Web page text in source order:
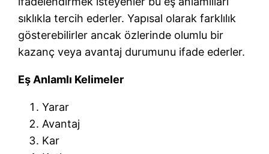
sıklıkla tercih ederler. Yapısal olarak farklılık
gösterebilirler ancak özlerinde olumlu bir
kazanç veya avantaj durumunu ifade ederler.
Eş Anlamlı Kelimeler
Yarar
Avantaj
Kar